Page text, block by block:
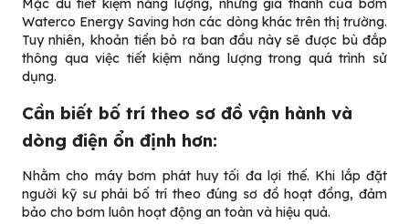
Mặc dù tiết kiệm năng lượng, nhưng giá thành của bơm
Waterco Energy Saving hơn các dòng khác trên thị trường.
Tuy nhiên, khoản tiền bỏ ra ban đầu này sẽ được bù đắp
thông qua việc tiết kiệm năng lượng trong quá trình sử
dụng.
Cần biết bố trí theo sơ đồ vận hành và
dòng điện ổn định hơn:
Nhằm cho máy bơm phát huy tối đa lợi thế. Khi lắp đặt
người kỹ sư phải bố trí theo đúng sơ đồ hoạt đồng, đảm
bảo cho bơm luôn hoạt động an toàn và hiệu quả.